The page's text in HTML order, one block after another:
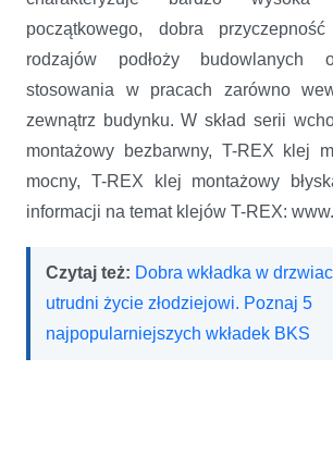
początkowego, dobra
rodzajów podłoży budowlanych
stosowania w pracach zarówno
zewnątrz budynku. W skład serii
montażowy bezbarwny, T-REX klej
mocny, T-REX klej montażowy
informacji na temat klejów T-REX:
Czytaj też: Dobra wkładka w
utrudni życie złodziejowi. Poznaj 5
najpopularniejszych wkładek BKS